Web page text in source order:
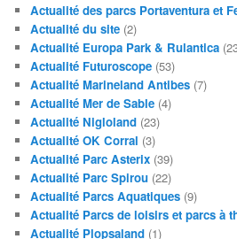
Actualité des parcs Portaventura et
Actualité du site (2)
Actualité Europa Park & Rulantica
Actualité Futuroscope (53)
Actualité Marineland Antibes (7)
Actualité Mer de Sable (4)
Actualité Nigloland (23)
Actualité OK Corral (3)
Actualité Parc Asterix (39)
Actualité Parc Spirou (22)
Actualité Parcs Aquatiques (9)
Actualité Parcs de loisirs et parcs à
Actualité Plopsaland (1)